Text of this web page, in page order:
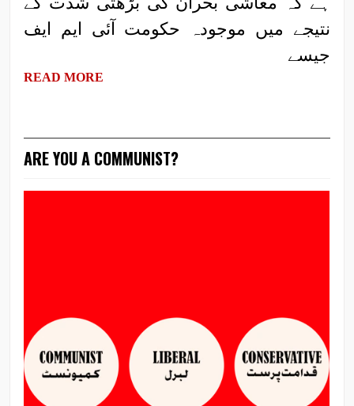
نتیجے میں موجودہ حکومت آئی ایم ایف
جیسے
READ MORE
ARE YOU A COMMUNIST?